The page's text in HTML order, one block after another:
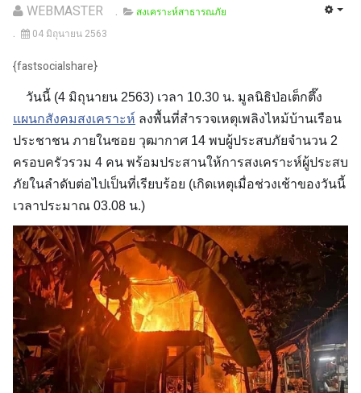
WEBMASTER
สงเคราะห์สาธารณภัย
04 มิถุนายน 2563
{fastsocialshare}
วันนี้ (4 มิถุนายน 2563) เวลา 10.30 น. มูลนิธิป่อเต็กตึ๊ง
แผนกสังคมสงเคราะห์ ลงพื้นที่สำรวจเหตุเพลิงไหม้บ้านเรือน
ประชาชน ภายในซอย วุฒากาศ 14 พบผู้ประสบภัยจำนวน 2
ครอบครัวรวม 4 คน พร้อมประสานให้การสงเคราะห์ผู้ประสบ
ภัยในลำดับต่อไปเป็นที่เรียบร้อย (เกิดเหตุเมื่อช่วงเช้าของวันนี้
เวลาประมาณ 03.08 น.)